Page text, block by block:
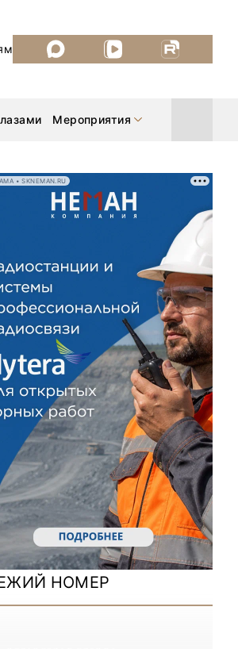
Мероприятия
2026
сезон
2025
Майнинг 2025
выставки
2024
2024
2024
• SKNEMAN.RU
НОМЕР